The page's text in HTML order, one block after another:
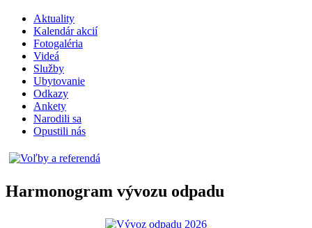
Aktuality
Kalendár akcií
Fotogaléria
Videá
Služby
Ubytovanie
Odkazy
Ankety
Narodili sa
Opustili nás
Harmonogram vývozu odpadu